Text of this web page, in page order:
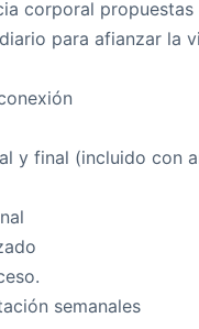
corporal
para afianzar la
y final (incluido con
semanales